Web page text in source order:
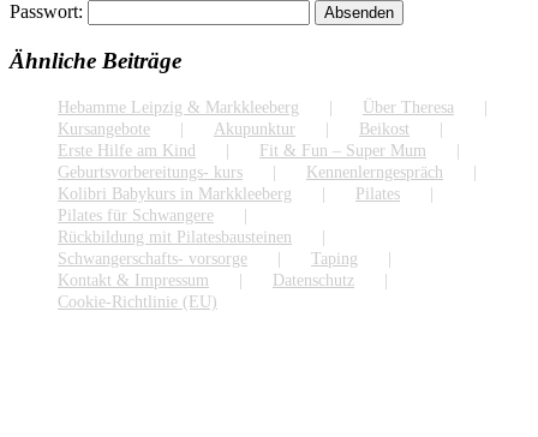
Passwort:
Ähnliche Beiträge
Hebamme Leipzig & Markkleeberg
Über Theresa
Kursangebote
Akupunktur
Beikost
Erste Hilfe am Kind
Fit & Fun – Super Mum
Geburtsvorbereitungs- kurs
Kennenlerngespräch
Kolibri Babykurs in Markkleeberg
Pilates
Pilates für Schwangere
Rückbildung mit Pilatesbausteinen
Schwangerschafts- vorsorge
Taping
Kontakt & Impressum
Datenschutz
Cookie-Richtlinie (EU)